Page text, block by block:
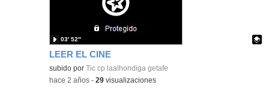
LEER EL CINE
Contenido educativo.
subido por Tic cp laalhondiga getafe
03′ 52″
-hace 2 años -29 visualizaciones